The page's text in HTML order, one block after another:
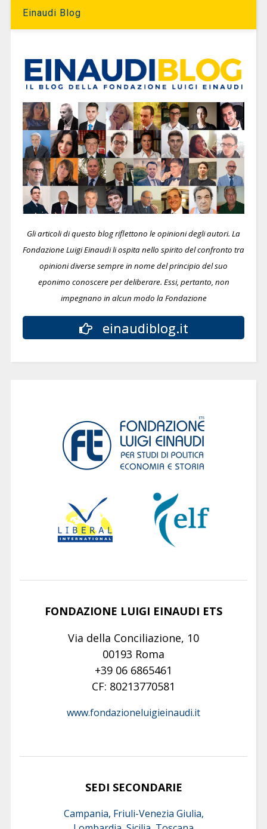
Einaudi Blog
Gli articoli di questo blog riflettono le opinioni degli autori. La
Fondazione Luigi Einaudi li ospita nello spirito del confronto tra
opinioni diverse sempre in nome del principio del suo
eponimo conoscere per deliberare. Essi, pertanto, non
impegnano in alcun modo la Fondazione
einaudiblog.it
FONDAZIONE LUIGI EINAUDI ETS
Via della Conciliazione, 10
00193 Roma
+39 06 6865461
CF: 80213770581
www.fondazioneluigieinaudi.it
SEDI SECONDARIE
Campania, Friuli-Venezia Giulia,